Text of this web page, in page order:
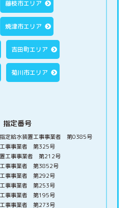
藤枝市エリア
焼津市エリア
吉田町エリア
菊川市エリア
定番号
定給水装置工事事業者 第0385号
工事事業者 第325号
工事事業者 第212号
事事業者 第3852号
工事事業者 第292号
事事業者 第253号
工事事業者 第195号
事事業者 第273号